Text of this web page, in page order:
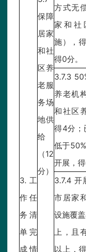
3.工
作任
务清
单完
成情
保障
居家
和社
区养
老服
务场
地供
给
（12
分）
方式无
家和社
施），
得0分。
3.7.3
养老机
和社区
得4分；
低于
开展，得
3.7.4 开
市居家
设施覆
上，且
以上，